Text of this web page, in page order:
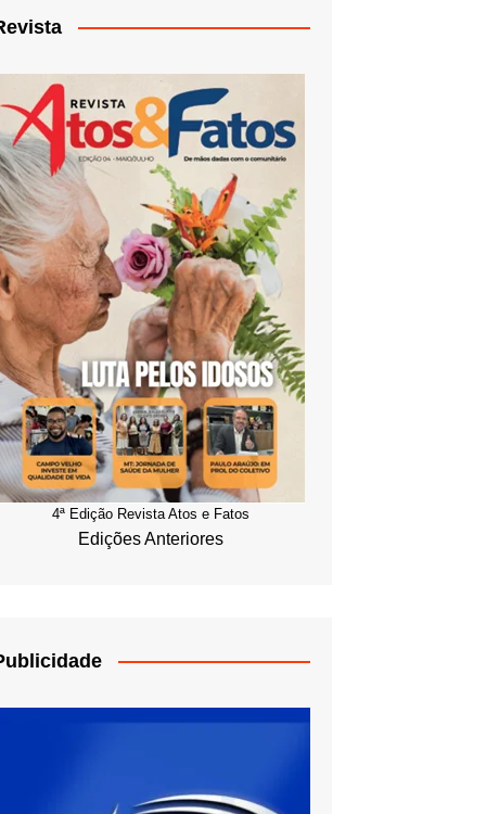
4ª Edição Revista Atos e Fatos
Edições Anteriores